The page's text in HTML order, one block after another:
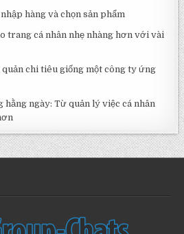
hàng và chọn sản phẩm
trang cá nhân nhẹ nhàng hơn với vài
quản chi tiêu giống một công ty ứng
hằng ngày: Từ quản lý việc cá nhân